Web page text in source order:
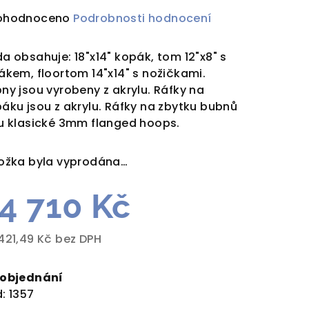
Podrobnosti hodnocení
obsahuje: 18"x14" kopák, tom 12"x8" s
floortom 14"x14" s nožičkami.
jsou vyrobeny z akrylu. Ráfky na
jsou z akrylu. Ráfky na zbytku bubnů
klasické 3mm flanged hoops.
byla vyprodána…
710 Kč
Kč bez DPH
1357